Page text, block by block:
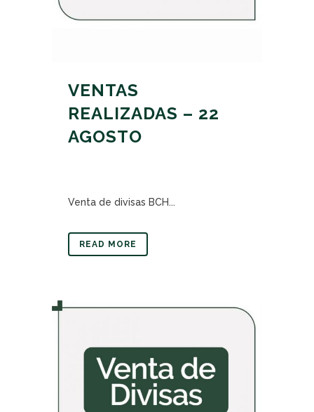
VENTAS
REALIZADAS – 22
AGOSTO
Venta de divisas BCH...
READ MORE